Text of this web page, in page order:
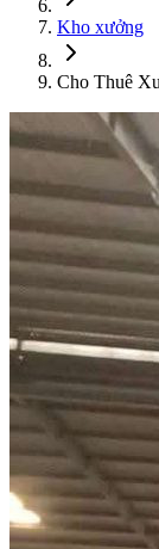
Kho xưởng
Cho Thuê